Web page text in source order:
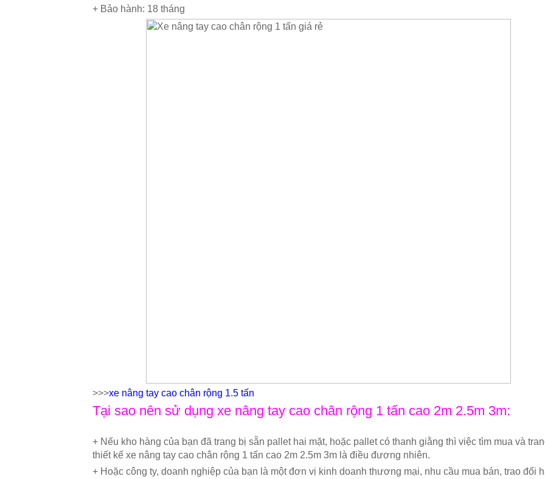
+ Bảo hành: 18 tháng
>>>xe nâng tay cao chân rộng 1.5 tấn
Tại sao nên sử dụng xe nâng tay cao chân rộng 1 tấn cao 2m 2.5m 3m:
+ Nếu kho hàng của bạn đã trang bị sẵn pallet hai mặt, hoặc pallet có thanh giằng thì việc tìm mua và
thiết kế xe nâng tay cao chân rộng 1 tấn cao 2m 2.5m 3m là điều đương nhiên.
+ Hoặc công ty, doanh nghiệp của bạn là một đơn vị kinh doanh thương mại, nhu cầu mua bán, trao đổi